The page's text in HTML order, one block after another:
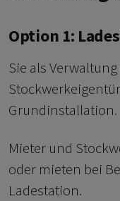
Option 1:
Sie als
Grundinstallation.
Mieter und
oder mieten bei
Ladestation.